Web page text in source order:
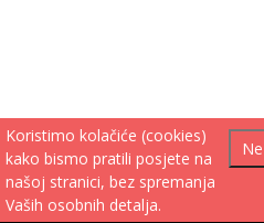
Koristimo kolačiće (cookies)
kako bismo pratili posjete na
našoj stranici, bez spremanja
Vaših osobnih detalja.